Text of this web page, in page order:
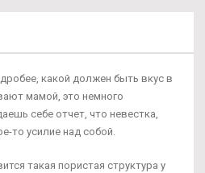
какой должен быть вкус в
мамой, это немного
себе отчет, что невестка,
то усилие над собой.
такая пористая структура у